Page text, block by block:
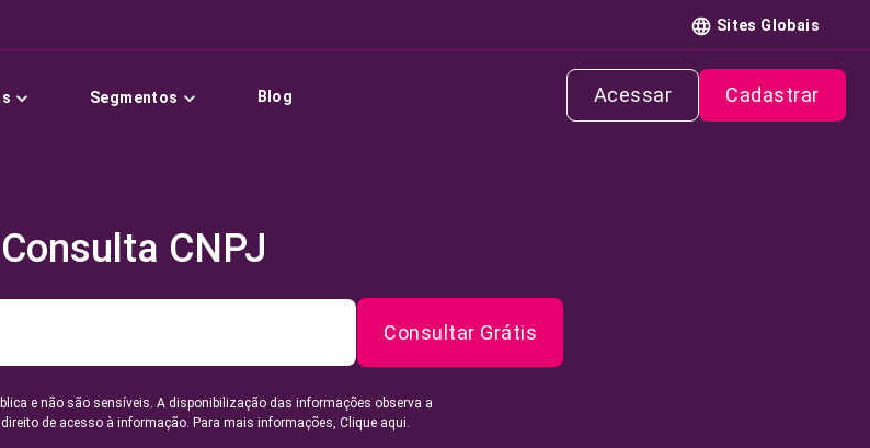
Sites Globais
Segmentos Blog Acessar Cadastrar
Consulta CNPJ
Consultar Grátis
e não são sensíveis. A disponibilização das informações observa a
de acesso à informação. Para mais informações, Clique aqui.